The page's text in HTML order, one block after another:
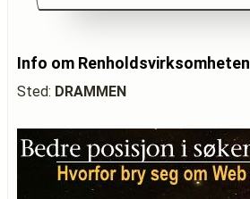
Info om Renholdsvirksomheten
Sted: DRAMMEN